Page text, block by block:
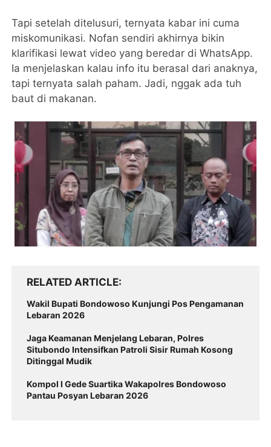
Tapi setelah ditelusuri, ternyata kabar ini cuma
miskomunikasi. Nofan sendiri akhirnya bikin
klarifikasi lewat video yang beredar di WhatsApp.
Ia menjelaskan kalau info itu berasal dari anaknya,
tapi ternyata salah paham. Jadi, nggak ada tuh
baut di makanan.
RELATED ARTICLE
Wakil Bupati Bondowoso Kunjungi Pos Pengamanan
Lebaran 2026
Jaga Keamanan Menjelang Lebaran, Polres
Situbondo Intensifkan Patroli Sisir Rumah Kosong
Ditinggal Mudik
Kompol I Gede Suartika Wakapolres Bondowoso
Pantau Posyan Lebaran 2026